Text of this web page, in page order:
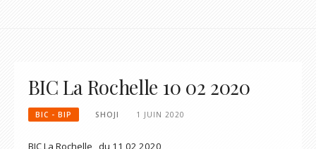
BIC La Rochelle 10 02 2020
BIC - BIP SHOJI 1 JUIN 2020
BIC La Rochelle du 11 02 2020